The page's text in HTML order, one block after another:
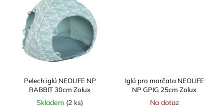
Pelech iglú NEOLIFE NP
RABBIT 30cm Zolux
Skladem (2 ks)
Iglú pro morčata NEOLIFE
NP GPIG 25cm Zolux
Na dotaz